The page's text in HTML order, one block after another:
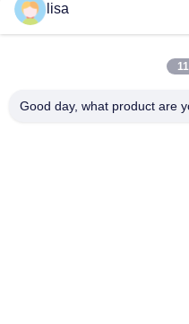
134.2 de Microchip Dierlijke
Vee/Huisdierenidentificatie
De miniicar Verklaarde van
lisa
Good day, what product are